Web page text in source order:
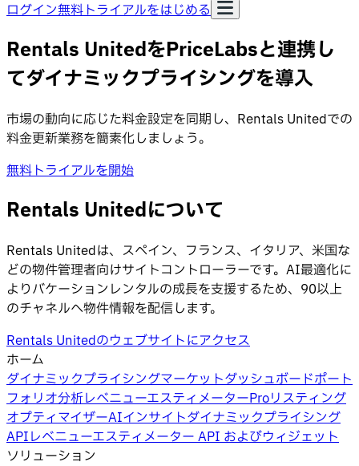
ログイン無料トライアルをはじめる
Rentals UnitedをPriceLabsと連携し
てダイナミックプライシングを導入
市場の動向に応じた料金設定を同期し、Rentals Unitedでの
料金更新業務を簡素化しましょう。
無料トライアルを開始
Rentals Unitedについて
Rentals Unitedは、スペイン、フランス、イタリア、米国な
どの物件管理者向けサイトコントローラーです。AI最適化に
よりバケーションレンタルの成長を支援するため、90以上
のチャネルへ物件情報を配信します。
Rentals Unitedのウェブサイトにアクセス
ホーム
ダイナミックプライシングマーケットダッシュボードポート
フォリオ分析レベニューエスティメーターProリスティング
オプティマイザーAIインサイトダイナミックプライシング
APIレベニューエスティメーター API およびウィジェット
ソリューション